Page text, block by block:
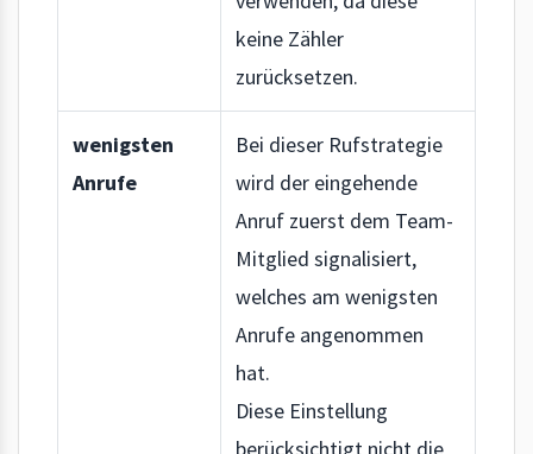
keine Zähler
zurücksetzen.
wenigsten
Anrufe
Bei dieser Rufstrategie
wird der eingehende
Anruf zuerst dem Team-
Mitglied signalisiert,
welches am wenigsten
Anrufe angenommen
hat.
Diese Einstellung